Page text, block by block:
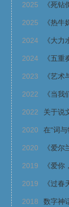
2025 《死
2025 《热
2024 《大
2024 《五
2023 《艺
2022 《当
2022 关于说
2020 在“词
2020 《爱
2019 《爱
2019 《过
2018 数字神